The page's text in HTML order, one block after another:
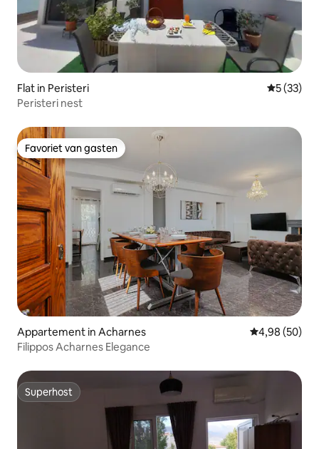
Flat in Peristeri
5 (33)
Peristeri nest
Favoriet van gasten
Favoriet van gasten
Appartement in Acharnes Gemiddelde
4,98 (50)
Filippos Acharnes Elegance
Superhost
Superhost